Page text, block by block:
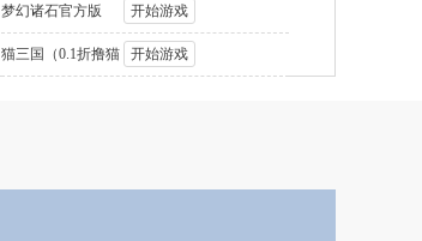
送足球宝贝）
梦幻诸石官方版
（0.05折圆梦高
开始游戏
猫三国（0.1折撸猫 开始游戏